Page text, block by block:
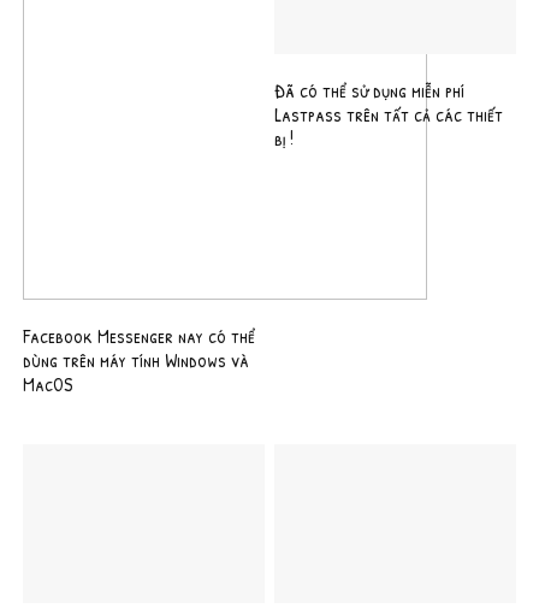
Facebook Messenger nay có thể
dùng trên máy tính Windows và
MacOS
Đã có thể sử dụng miễn phí
Lastpass trên tất cả các thiết
bị !